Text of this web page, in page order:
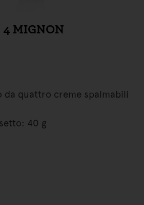
4 MIGNON
da quattro creme spalmabili
40 g